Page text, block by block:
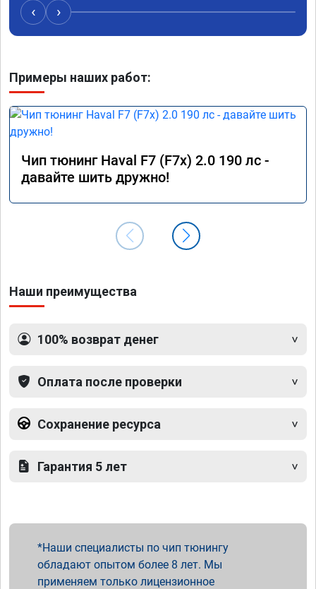
всем, кто сомневается.
‹ ›
Примеры наших работ:
Чип тюнинг Haval F7 (F7x) 2.0 190 лс -
давайте шить дружно!
Наши преимущества
100% возврат денег
Оплата после проверки
Сохранение ресурса
Гарантия 5 лет
Наши специалисты по чип тюнингу
обладают опытом более 8 лет. Мы
применяем только лицензионное